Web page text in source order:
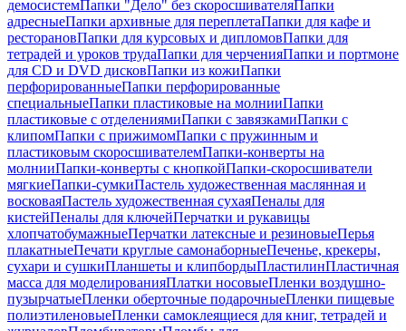
демосистемПапки "Дело" без скоросшивателяПапки
адресныеПапки архивные для переплетаПапки для кафе и
ресторановПапки для курсовых и дипломовПапки для
тетрадей и уроков трудаПапки для черченияПапки и портмоне
для CD и DVD дисковПапки из кожиПапки
перфорированныеПапки перфорированные
специальныеПапки пластиковые на молнииПапки
пластиковые с отделениямиПапки с завязкамиПапки с
клипомПапки с прижимомПапки с пружинным и
пластиковым скоросшивателемПапки-конверты на
молнииПапки-конверты с кнопкойПапки-скоросшиватели
мягкиеПапки-сумкиПастель художественная маслянная и
восковаяПастель художественная сухаяПеналы для
кистейПеналы для ключейПерчатки и рукавицы
хлопчатобумажныеПерчатки латексные и резиновыеПерья
плакатныеПечати круглые самонаборныеПеченье, крекеры,
сухари и сушкиПланшеты и клипбордыПластилинПластичная
масса для моделированияПлатки носовыеПленки воздушно-
пузырчатыеПленки оберточные подарочныеПленки пищевые
полиэтиленовыеПленки самоклеящиеся для книг, тетрадей и